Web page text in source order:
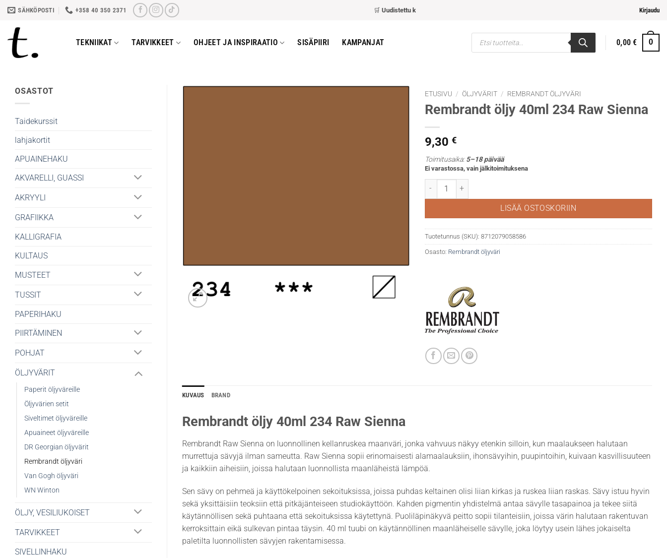
Skip
content
SÄHKÖPOSTI +358 40 350 2371 Uudistettu kassa Kirjaudu
TEKNIIKAT TARVIKKEET OHJEET JA INSPIRAATIO SISÄPIIRI KAMPANJAT
Products
search
0,00€ 0
OSASTOT
Taidekurssit
lahjakortit
APUAINEHAKU
AKVARELLI, GUASSI
AKRYYLI
GRAFIIKKA
KALLIGRAFIA
KULTAUS
MUSTEET
TUSSIT
PAPERIHAKU
PIIRTÄMINEN
POHJAT
ÖLJYVÄRIT
Paperit öljyväreille
Öljyvärien setit
Siveltimet öljyväreille
Apuaineet öljyväreille
DR Georgian öljyvärit
Rembrandt öljyväri
Van Gogh öljyväri
WN Winton
ÖLJY, VESILIUKOISET
TARVIKKEET
SIVELLINHAKU
ETUSIVU / ÖLJYVÄRIT / REMBRANDT ÖLJYVÄRI
Rembrandt öljy 40ml 234 Raw Sienna
9,30 €
Toimitusaika:5–18 päivää
Ei varastossa, vain jälkitoimituksena
Rembrandt öljy 40ml 234 Raw Sienna määrä
LISÄÄ OSTOSKORIIN
Tuotetunnus (SKU): 8712079058586
Osasto: Rembrandt öljyväri
KUVAUS BRAND
Rembrandt öljy 40ml 234 Raw Sienna
Rembrandt Raw Sienna on luonnollinen kellanruskea maanväri, jonka vahvuus näkyy etenkin silloin, kun maalaukseen halutaan
murrettuja sävyjä ilman sameutta. Raw Sienna sopii erinomaisesti alamaalauksiin, ihonsävyihin, puupintoihin, kuivaan kasvillisuuteen
ja kaikkiin aiheisiin, joissa halutaan luonnollista maanläheistä lämpöä.
Sen sävy on pehmeä ja käyttökelpoinen sekoituksissa, joissa puhdas keltainen olisi liian kirkas ja ruskea liian raskas. Sävy istuu hyvin
sekä yksittäisiin teoksiin että pitkäjänteiseen studiokäyttöön. Kahden pigmentin yhdistelmä antaa sävylle tasapainoa ja tekee siitä
käytännöllisen sekä puhtaana että sekoituksissa käytettynä. Puoliläpinäkyvä peitto sopii tilanteisiin, joissa värin halutaan rakentuvan
kerroksittain eikä sulkevan pintaa täysin. 40 ml tuubi on käytännöllinen maanläheiselle sävylle, joka löytyy usein lähes jokaiselta
paletilta luonnollisten sävyjen rakentamisessa.